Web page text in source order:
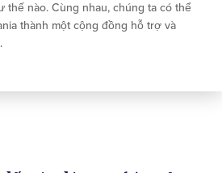
thế nào. Cùng nhau, chúng ta có thể
thành một cộng đồng hỗ trợ và